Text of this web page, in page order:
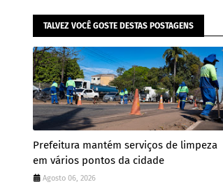
TALVEZ VOCÊ GOSTE DESTAS POSTAGENS
Prefeitura mantém serviços de limpeza
em vários pontos da cidade
Agosto 06, 2026